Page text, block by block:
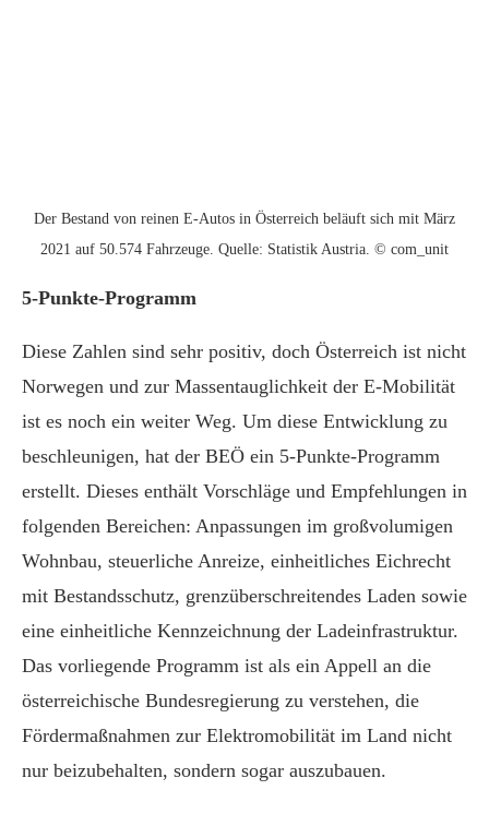
Der Bestand von reinen E-Autos in Österreich beläuft sich mit März
2021 auf 50.574 Fahrzeuge. Quelle: Statistik Austria. © com_unit
5-Punkte-Programm
Diese Zahlen sind sehr positiv, doch Österreich ist nicht
Norwegen und zur Massentauglichkeit der E-Mobilität
ist es noch ein weiter Weg. Um diese Entwicklung zu
beschleunigen, hat der BEÖ ein 5-Punkte-Programm
erstellt. Dieses enthält Vorschläge und Empfehlungen in
folgenden Bereichen: Anpassungen im großvolumigen
Wohnbau, steuerliche Anreize, einheitliches Eichrecht
mit Bestandsschutz, grenzüberschreitendes Laden sowie
eine einheitliche Kennzeichnung der Ladeinfrastruktur.
Das vorliegende Programm ist als ein Appell an die
österreichische Bundesregierung zu verstehen, die
Fördermaßnahmen zur Elektromobilität im Land nicht
nur beizubehalten, sondern sogar auszubauen.